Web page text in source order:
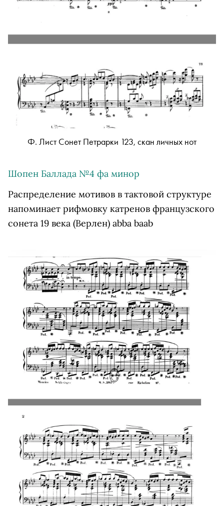
Ф. Лист Сонет Петрарки 123, скан личных нот
Шопен Баллада №4 фа минор
Распределение мотивов в тактовой структуре
напоминает рифмовку катренов французского
сонета 19 века (Верлен) abba baab